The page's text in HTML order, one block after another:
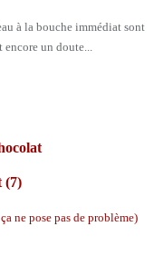
à la bouche immédiat sont
un doute...
ne pose pas de problème)